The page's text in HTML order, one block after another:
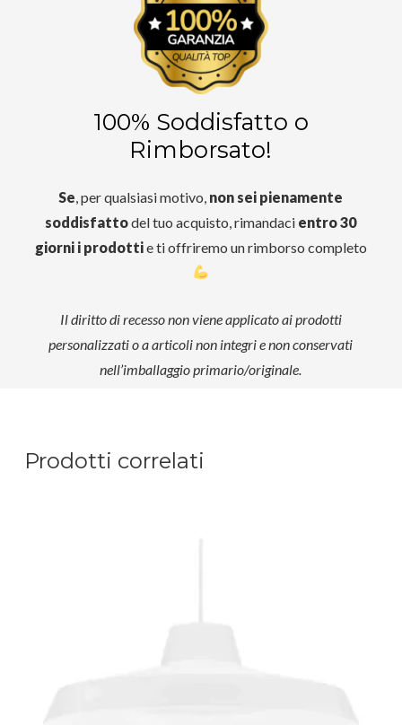
100% Soddisfatto o
Rimborsato!
Se , per qualsiasi motivo, non sei pienamente
soddisfattodel tuo acquisto, rimandaci entro 30
giorni i prodottie ti offriremo un rimborso completo
Il diritto di recesso non viene applicato ai prodotti
personalizzati o a articoli non integri e non conservati
nell’imballaggio primario/originale.
Prodotti correlati